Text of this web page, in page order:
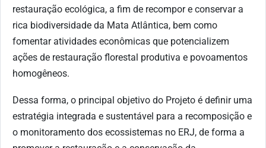
restauração ecológica, a fim de recompor e conservar a
rica biodiversidade da Mata Atlântica, bem como
fomentar atividades econômicas que potencializem
ações de restauração florestal produtiva e povoamentos
homogêneos.
Dessa forma, o principal objetivo do Projeto é definir uma
estratégia integrada e sustentável para a recomposição e
o monitoramento dos ecossistemas no ERJ, de forma a